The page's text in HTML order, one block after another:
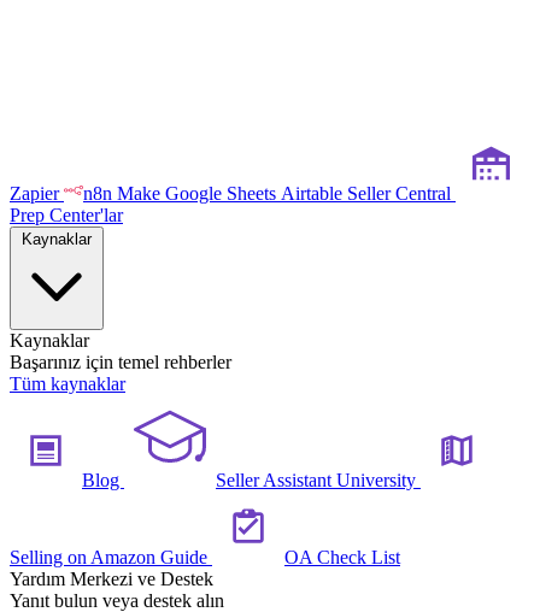
Zapier n8n Make Google Sheets Airtable Seller Central
Prep Center'lar
Kaynaklar
Kaynaklar
Başarınız için temel rehberler
Tüm kaynaklar
Blog Seller Assistant University
Selling on Amazon Guide
OA Check List
Yardım Merkezi ve Destek
Yanıt bulun veya destek alın